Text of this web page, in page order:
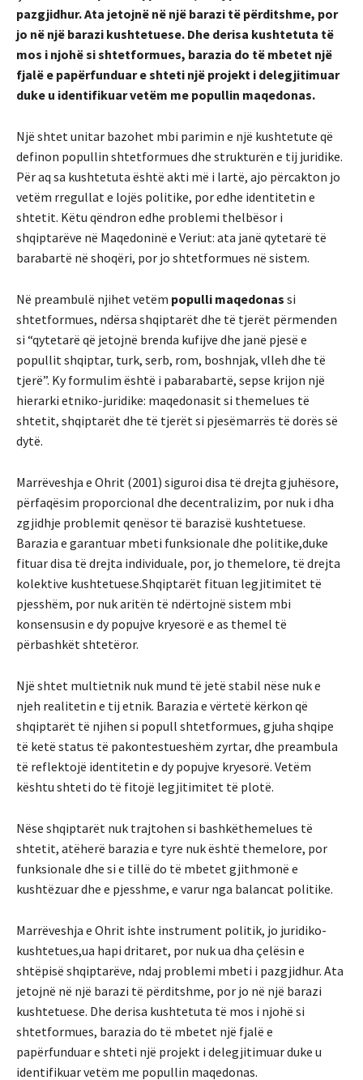
pazgjidhur. Ata jetojnë në një barazi të përditshme, por
jo në një barazi kushtetuese. Dhe derisa kushtetuta të
mos i njohë si shtetformues, barazia do të mbetet një
fjalë e papërfunduar e shteti një projekt i delegjitimuar
duke u identifikuar vetëm me popullin maqedonas.
Një shtet unitar bazohet mbi parimin e një kushtetute që
definon popullin shtetformues dhe strukturën e tij juridike.
Për aq sa kushtetuta është akti më i lartë, ajo përcakton jo
vetëm rregullat e lojës politike, por edhe identitetin e
shtetit. Këtu qëndron edhe problemi thelbësor i
shqiptarëve në Maqedoninë e Veriut: ata janë qytetarë të
barabartë në shoqëri, por jo shtetformues në sistem.
Në preambulë njihet vetëm populli maqedonas si
shtetformues, ndërsa shqiptarët dhe të tjerët përmenden
si “qytetarë që jetojnë brenda kufijve dhe janë pjesë e
popullit shqiptar, turk, serb, rom, boshnjak, vlleh dhe të
tjerë”. Ky formulim është i pabarabartë, sepse krijon një
hierarki etniko-juridike: maqedonasit si themelues të
shtetit, shqiptarët dhe të tjerët si pjesëmarrës të dorës së
dytë.
Marrëveshja e Ohrit (2001) siguroi disa të drejta gjuhësore,
përfaqësim proporcional dhe decentralizim, por nuk i dha
zgjidhje problemit qenësor të barazisë kushtetuese.
Barazia e garantuar mbeti funksionale dhe politike,duke
fituar disa të drejta individuale, por, jo themelore, të drejta
kolektive kushtetuese.Shqiptarët fituan legjitimitet të
pjesshëm, por nuk aritën të ndërtojnë sistem mbi
konsensusin e dy popujve kryesorë e as themel të
përbashkët shtetëror.
Një shtet multietnik nuk mund të jetë stabil nëse nuk e
njeh realitetin e tij etnik. Barazia e vërtetë kërkon që
shqiptarët të njihen si popull shtetformues, gjuha shqipe
të ketë status të pakontestueshëm zyrtar, dhe preambula
të reflektojë identitetin e dy popujve kryesorë. Vetëm
kështu shteti do të fitojë legjitimitet të plotë.
Nëse shqiptarët nuk trajtohen si bashkëthemelues të
shtetit, atëherë barazia e tyre nuk është themelore, por
funksionale dhe si e tillë do të mbetet gjithmonë e
kushtëzuar dhe e pjesshme, e varur nga balancat politike.
Marrëveshja e Ohrit ishte instrument politik, jo juridiko-
kushtetues,ua hapi dritaret, por nuk ua dha çelësin e
shtëpisë shqiptarëve, ndaj problemi mbeti i pazgjidhur. Ata
jetojnë në një barazi të përditshme, por jo në një barazi
kushtetuese. Dhe derisa kushtetuta të mos i njohë si
shtetformues, barazia do të mbetet një fjalë e
papërfunduar e shteti një projekt i delegjitimuar duke u
identifikuar vetëm me popullin maqedonas.